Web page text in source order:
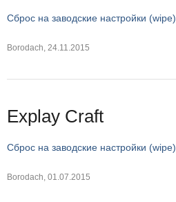
Сброс на заводские настройки (wipe)
Borodach, 24.11.2015
Explay Craft
Сброс на заводские настройки (wipe)
Borodach, 01.07.2015